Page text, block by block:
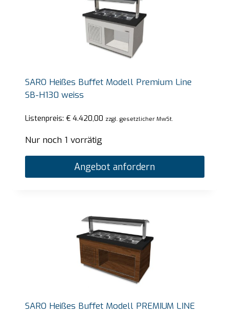
SARO Heißes Buffet Modell Premium Line
SB-H130 weiss
Listenpreis: €4.420,00 zzgl. gesetzlicher MwSt.
Nur noch 1 vorrätig
Angebot anfordern
SARO Heißes Buffet Modell PREMIUM LINE